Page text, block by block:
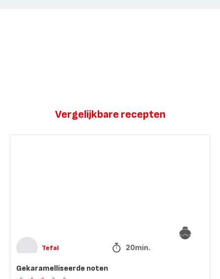
Vergelijkbare recepten
Tefal 20min.
Gekaramelliseerde noten